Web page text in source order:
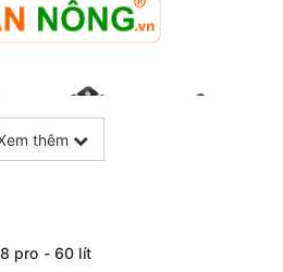
thêm
pro - 60 lít